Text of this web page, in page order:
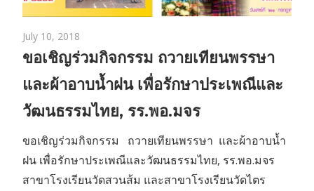
July 10, 2018
ขอเชิญร่วมกิจกรรม ถวายเทียนพรรษา
และผ้าอาบน้ำฝน เพื่อรักษาประเพณีและ
วัฒนธรรมไทย, รร.พอ.มจร
ขอเชิญร่วมกิจกรรม ถวายเทียนพรรษา และผ้าอาบน้ำ
ฝน เพื่อรักษาประเพณีและวัฒนธรรมไทย, รร.พอ.มจร
สาขาโรงเรียนวัดสวนส้ม และสาขาโรงเรียนวัดไตร